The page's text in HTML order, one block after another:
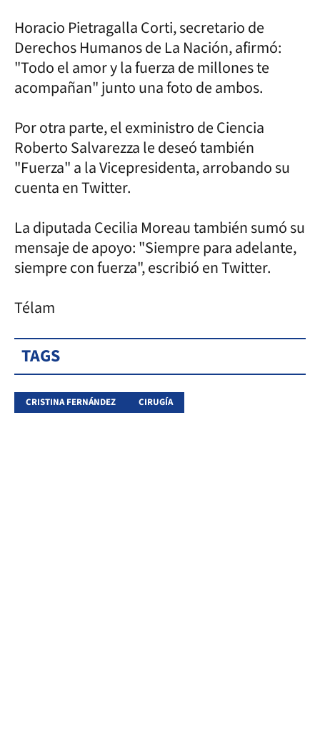
Horacio Pietragalla Corti, secretario de
Derechos Humanos de La Nación, afirmó:
"Todo el amor y la fuerza de millones te
acompañan" junto una foto de ambos.
Por otra parte, el exministro de Ciencia
Roberto Salvarezza le deseó también
"Fuerza" a la Vicepresidenta, arrobando su
cuenta en Twitter.
La diputada Cecilia Moreau también sumó su
mensaje de apoyo: "Siempre para adelante,
siempre con fuerza", escribió en Twitter.
Télam
TAGS
CRISTINA FERNÁNDEZ CIRUGÍA